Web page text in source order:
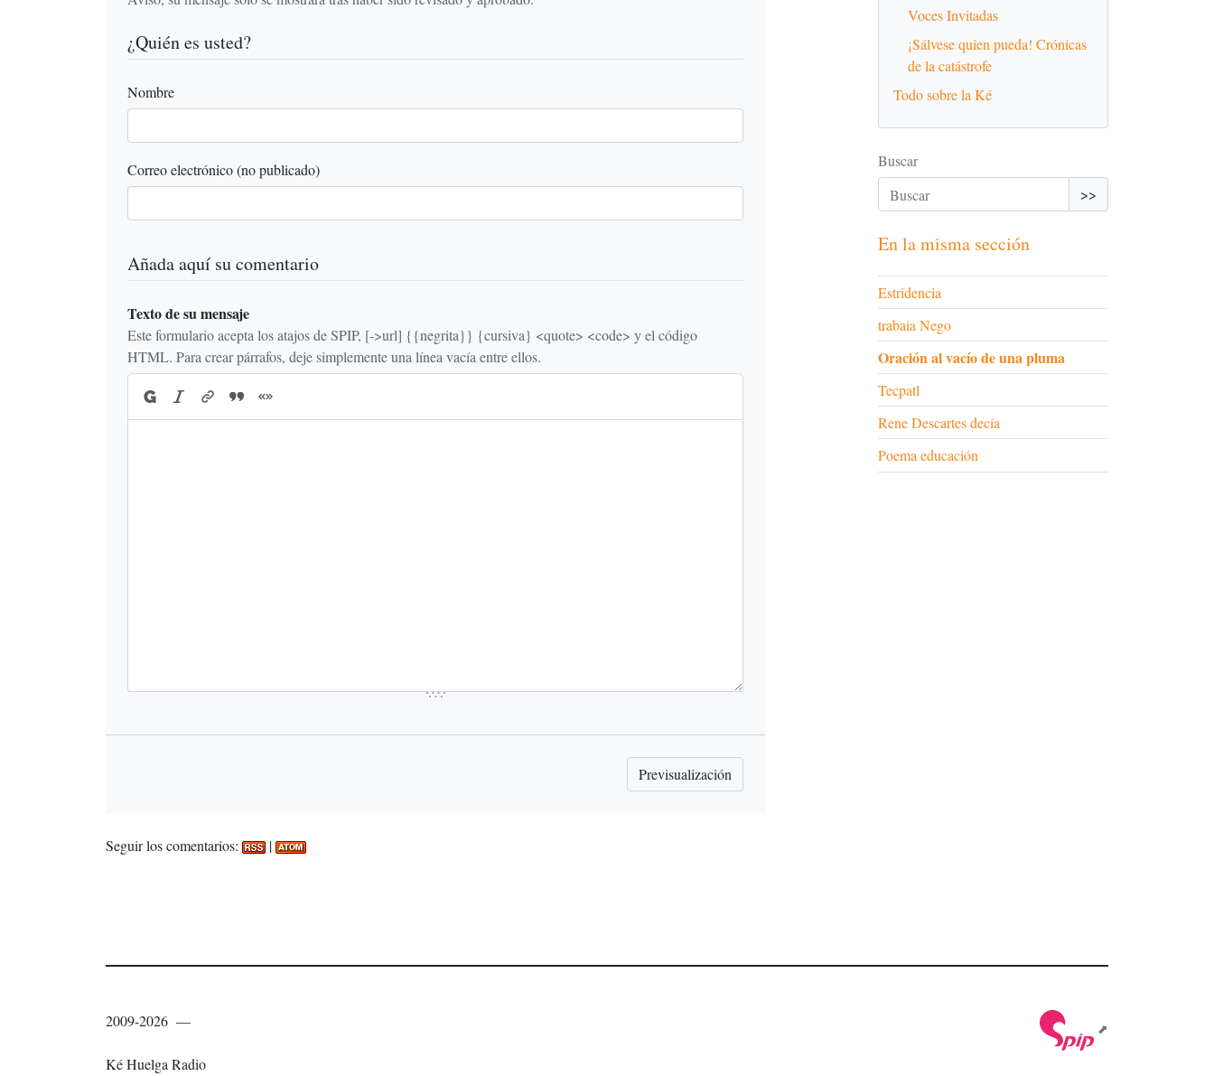
¿Quién es usted?
Nombre
Correo electrónico (no publicado)
Añada aquí su comentario
Texto de su mensaje
Este formulario acepta los atajos de SPIP, [->url] {{negrita}} {cursiva} <quote> <code> y el código
HTML. Para crear párrafos, deje simplemente una línea vacía entre ellos.
Seguir los comentarios: |
Voces Invitadas
¡Sálvese quien pueda! Crónicas
de la catástrofe
Todo sobre la Ké
Buscar
>>
En la misma sección
Estridencia
trabaia Nego
Oración al vacío de una pluma
Tecpatl
Rene Descartes decía
Poema educación
2009-2026 —
Ké Huelga Radio